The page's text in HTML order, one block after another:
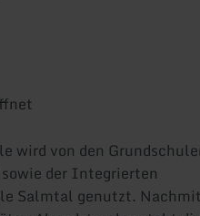
wird von den
der Integrierten
Salmtal genutzt.